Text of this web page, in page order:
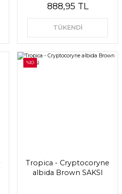
888,95 TL
TÜKENDİ
%10
Tropica - Cryptocoryne
albida Brown SAKSI